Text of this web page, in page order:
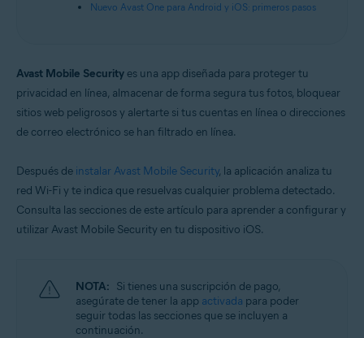
Nuevo Avast One para Android y iOS: primeros pasos
Avast Mobile Security es una app diseñada para proteger tu
privacidad en línea, almacenar de forma segura tus fotos, bloquear
sitios web peligrosos y alertarte si tus cuentas en línea o direcciones
de correo electrónico se han filtrado en línea.
Después de instalar Avast Mobile Security, la aplicación analiza tu
red Wi-Fi y te indica que resuelvas cualquier problema detectado.
Consulta las secciones de este artículo para aprender a configurar y
utilizar Avast Mobile Security en tu dispositivo iOS.
NOTA: Si tienes una suscripción de pago,
asegúrate de tener la app activada para poder
seguir todas las secciones que se incluyen a
continuación.